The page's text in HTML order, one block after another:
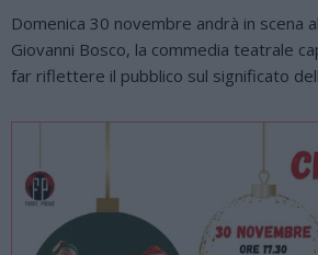
Domenica 30 novembre andrà in scena
Giovanni Bosco, la commedia teatrale
far riflettere il pubblico sul significato